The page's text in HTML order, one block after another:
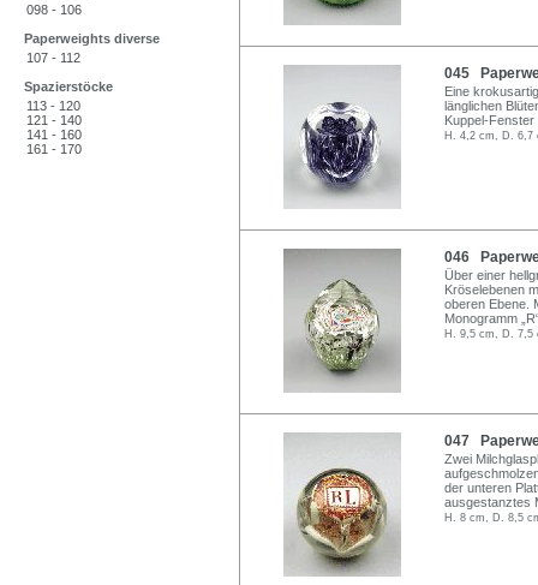
098 - 106
Paperweights diverse
107 - 112
Spazierstöcke
113 - 120
121 - 140
141 - 160
161 - 170
045
Eine
länglichen
Kuppel-
H. 4,2 cm, D. 6,7
046
Über einer
Kröselebenen
oberen Ebene.
Monogramm
H. 9,5 cm, D. 7,5
047
Zwei
der unteren
ausgestanztes
H. 8 cm, D. 8,5